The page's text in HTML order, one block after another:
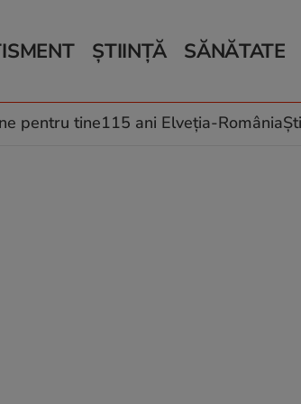
ȘTIINȚĂ
Schimbări climatice
SĂNĂTATE
Relații
Rețete culinare
pentru tine115 ani Elveția-România